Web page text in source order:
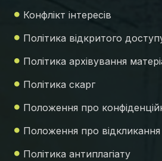
Конфлікт інтересів
Політика відкритого
Політика архівування
Політика скарг
Положення про
Положення про відкликання
Політика антиплагіату